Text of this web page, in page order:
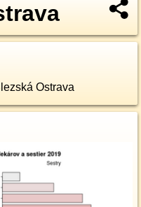
Ostrava